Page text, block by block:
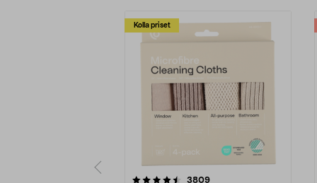
Kolla priset
3809recensioner
4.0av 5 stjärnor